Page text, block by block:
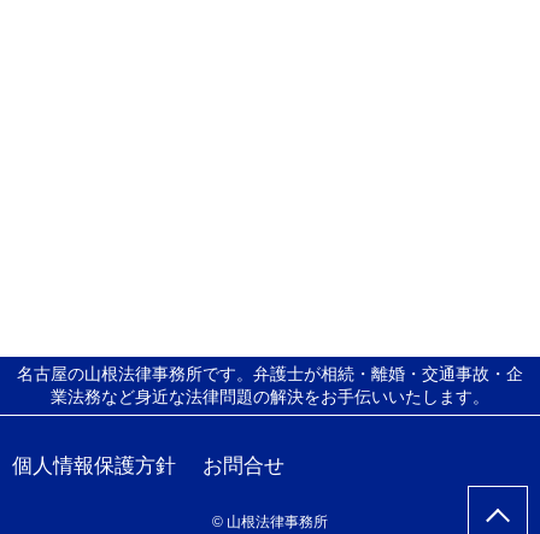
名古屋の山根法律事務所です。弁護士が相続・離婚・交通事故・企
業法務など身近な法律問題の解決をお手伝いいたします。
個人情報保護方針 お問合せ
© 山根法律事務所